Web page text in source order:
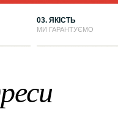
03. ЯКІСТЬ
МИ ГАРАНТУЄМО